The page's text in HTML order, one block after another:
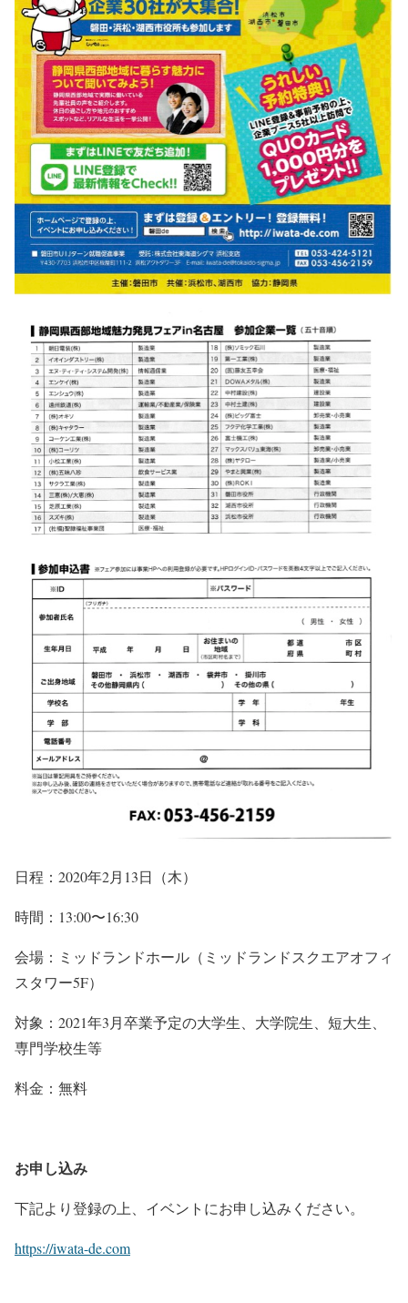
日程：2020年2月13日（木）
時間：13:00〜16:30
会場：ミッドランドホール（ミッドランドスクエアオフィ
スタワー5F）
対象：2021年3月卒業予定の大学生、大学院生、短大生、
専門学校生等
料金：無料
お申し込み
下記より登録の上、イベントにお申し込みください。
https://iwata-de.com